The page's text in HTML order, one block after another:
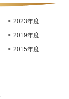
2023年度
2019年度
2015年度